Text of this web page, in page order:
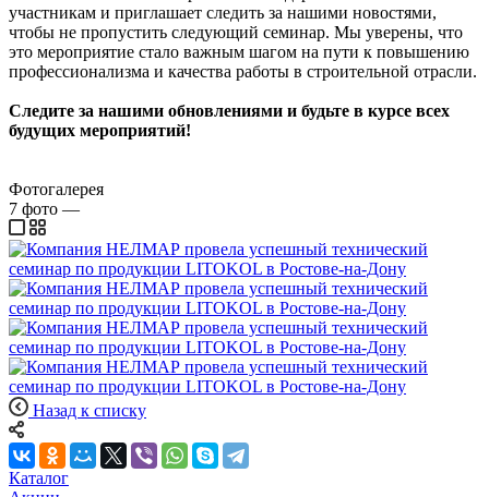
участникам и приглашает следить за нашими новостями,
чтобы не пропустить следующий семинар. Мы уверены, что
это мероприятие стало важным шагом на пути к повышению
профессионализма и качества работы в строительной отрасли.
Следите за нашими обновлениями и будьте в курсе всех
будущих мероприятий!
Фотогалерея
7 фото —
Назад к списку
Каталог